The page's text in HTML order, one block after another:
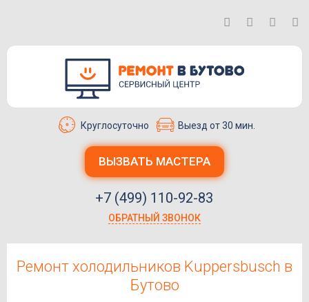
Круглосуточно Выезд от 30 мин.
ВЫЗВАТЬ МАСТЕРА
+7 (499) 110-92-83
ОБРАТНЫЙ ЗВОНОК
Ремонт холодильников Kuppersbusch в
Бутово